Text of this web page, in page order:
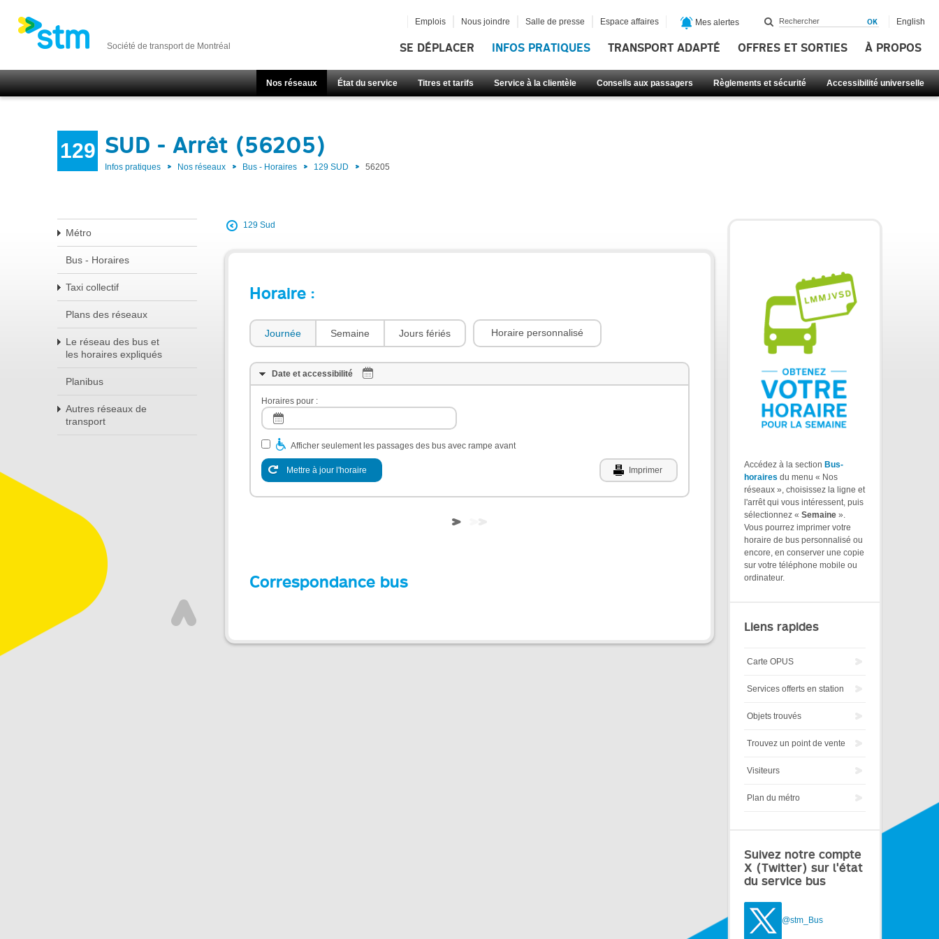
Société de transport de Montréal SE DÉPLACER INFOS PRATIQUES TRANSPORT ADAPTÉ OFFRES ET SORTIES À PROPOS
Nos réseaux État du service Titres et tarifs Service à la clientèle Conseils aux passagers Règlements et sécurité Accessibilité universelle
Emplois Nous joindre Salle de presse Espace affaires Mes alertes English
129 SUD - Arrêt (56205)
Infos pratiques Nos réseaux Bus - Horaires 129 SUD 56205
Métro
Bus - Horaires
Taxi collectif
Plans des réseaux
Le réseau des bus et
les horaires expliqués
Planibus
Autres réseaux de
transport
129 Sud
Horaire :
Journée Semaine Jours fériés Horaire personnalisé
Date et accessibilité
Horaires pour :
Afficher seulement les passages des bus avec rampe avant
Mettre à jour l'horaire Imprimer
Correspondance bus
Accédez à la section Bus-
horaires du menu « Nos
réseaux », choisissez la ligne et
l'arrêt qui vous intéressent, puis
sélectionnez « Semaine ».
Vous pourrez imprimer votre
horaire de bus personnalisé ou
encore, en conserver une copie
sur votre téléphone mobile ou
ordinateur.
Liens rapides
Carte OPUS
Services offerts en station
Objets trouvés
Trouvez un point de vente
Visiteurs
Plan du métro
Suivez notre compte
X (Twitter) sur l'état
du service bus
@stm_Bus